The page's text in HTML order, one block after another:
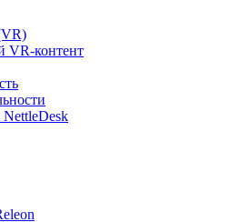
VR-контент
NettleDesk